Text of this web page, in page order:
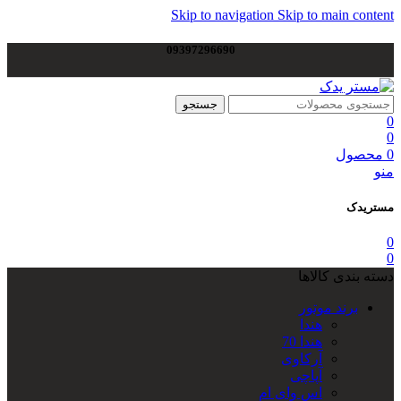
Skip to navigation Skip to main content
09397296690
جستجو
0
0
0 محصول
منو
مستریدک
0
0
دسته بندی کالاها
برند موتور
هندا
هندا 70
آرکاوی
آپاچی
اس وای ام